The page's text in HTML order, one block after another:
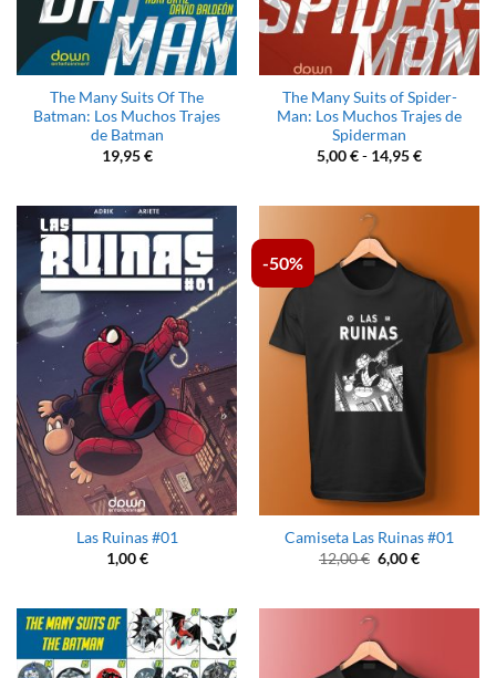
The Many Suits Of The
Batman: Los Muchos Trajes
de Batman
19,95€
The Many Suits of Spider-
Man: Los Muchos Trajes de
Spiderman
5,00€- 14,95€Rango
5,00 €
Las Ruinas #01
1,00€
-50%
Camiseta Las Ruinas #01
12,00€ El
precio
6,00€El